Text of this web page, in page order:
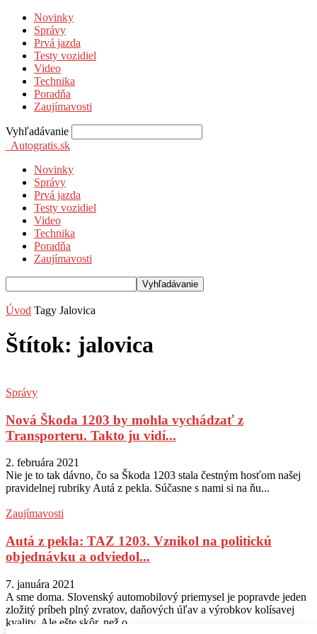
Novinky
Správy
Prvá jazda
Testy vozidiel
Video
Technika
Poradňa
Zaujímavosti
Vyhľadávanie
Autogratis.sk
Novinky
Správy
Prvá jazda
Testy vozidiel
Video
Technika
Poradňa
Zaujímavosti
Úvod Tagy Jalovica
Štítok: jalovica
Správy
Nová Škoda 1203 by mohla vychádzať z
Transporteru. Takto ju vidí...
2. februára 2021
Nie je to tak dávno, čo sa Škoda 1203 stala čestným hosťom našej
pravidelnej rubriky Autá z pekla. Súčasne s nami si na ňu...
Zaujímavosti
Autá z pekla: TAZ 1203. Vznikol na politickú
objednávku a odviedol...
7. januára 2021
A sme doma. Slovenský automobilový priemysel je popravde jeden
zložitý príbeh plný zvratov, daňových úľav a výrobkov kolísavej
kvality. Ale ešte skôr, než o...